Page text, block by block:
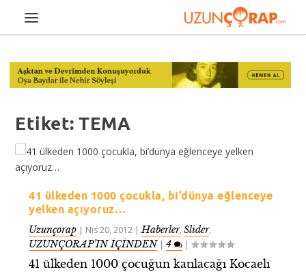
Etiket:TEMA
41 ülkeden 1000 çocukla, bi’dünya eğlenceye
yelken açıyoruz…
Uzunçorap | Nis 20, 2012 |Haberler,Slider,
UZUNÇORAP’IN İÇİNDEN|4 |
41 ülkeden 1000 çocuğun katılacağı Kocaeli